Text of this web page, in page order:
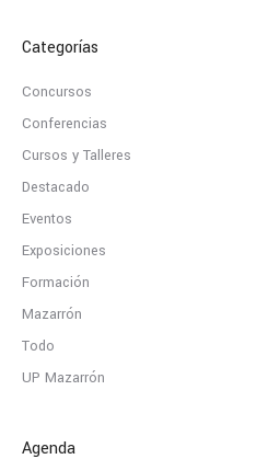
Categorías
Concursos
Conferencias
Cursos y Talleres
Destacado
Eventos
Exposiciones
Formación
Mazarrón
Todo
UP Mazarrón
Agenda